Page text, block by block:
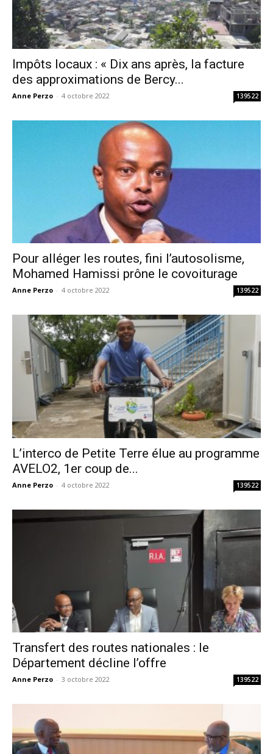
Impôts locaux : « Dix ans après, la facture
des approximations de Bercy...
Anne Perzo - 4 octobre 2022 139522
Pour alléger les routes, fini l’autosolisme,
Mohamed Hamissi prône le covoiturage
Anne Perzo - 4 octobre 2022 139522
L’interco de Petite Terre élue au programme
AVELO2, 1er coup de...
Anne Perzo - 4 octobre 2022 139522
Transfert des routes nationales : le
Département décline l’offre
Anne Perzo - 3 octobre 2022 139522